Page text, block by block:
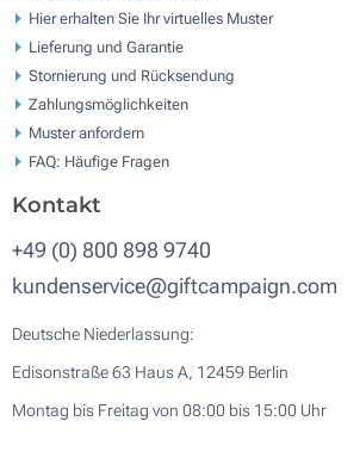
Hier erhalten Sie Ihr virtuelles Muster
Lieferung und Garantie
Stornierung und Rücksendung
Zahlungsmöglichkeiten
Muster anfordern
FAQ: Häufige Fragen
Kontakt
+49 (0) 800 898 9740
kundenservice@giftcampaign.com
Deutsche Niederlassung:
Edisonstraße 63 Haus A, 12459 Berlin
Montag bis Freitag von 08:00 bis 15:00 Uhr